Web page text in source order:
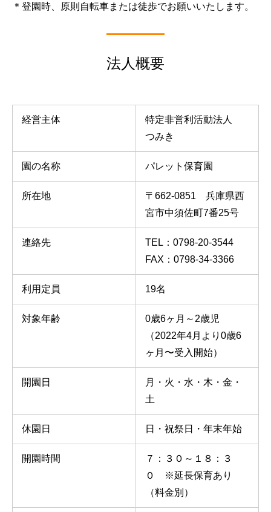
＊登園時、原則自転車または徒歩でお願いいたします。
法人概要
経営主体
特定非営利活動法人
つみき
園の名称 パレット保育園
所在地
〒662-0851 兵庫県西
宮市中須佐町7番25号
連絡先
TEL：0798-20-3544
FAX：0798-34-3366
利用定員 19名
対象年齢
0歳6ヶ月～2歳児
（2022年4月より0歳6
ヶ月〜受入開始）
開園日
月・火・水・木・金・
土
休園日 日・祝祭日・年末年始
開園時間
７：３０～１８：３
０ ※延長保育あり
（料金別）